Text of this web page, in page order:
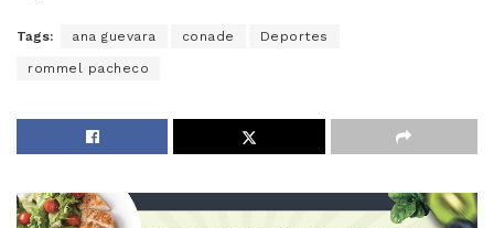
Tags: ana guevara conade Deportes
rommel pacheco